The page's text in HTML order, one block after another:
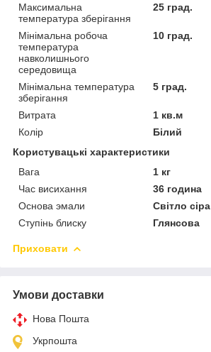
Максимальна
температура зберігання
25 град.
Мінімальна робоча
температура
навколишнього
середовища
10 град.
Мінімальна температура
зберігання
5 град.
Витрата
1 кв.м
Колір
Білий
Користувацькі характеристики
Вага
1 кг
Час висихання
36 година
Основа эмали
Світло сіра
Ступінь блиску
Глянсова
Приховати
Умови доставки
Нова Пошта
Укрпошта